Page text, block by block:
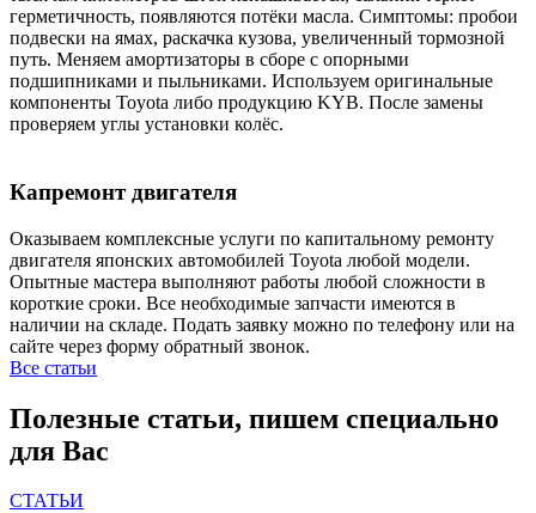
герметичность, появляются потёки масла. Симптомы: пробои
подвески на ямах, раскачка кузова, увеличенный тормозной
путь. Меняем амортизаторы в сборе с опорными
подшипниками и пыльниками. Используем оригинальные
компоненты Toyota либо продукцию KYB. После замены
проверяем углы установки колёс.
Капремонт двигателя
Оказываем комплексные услуги по капитальному ремонту
двигателя японских автомобилей Toyota любой модели.
Опытные мастера выполняют работы любой сложности в
короткие сроки. Все необходимые запчасти имеются в
наличии на складе. Подать заявку можно по телефону или на
сайте через форму обратный звонок.
Все статьи
Полезные статьи, пишем специально
для Вас
СТАТЬИ